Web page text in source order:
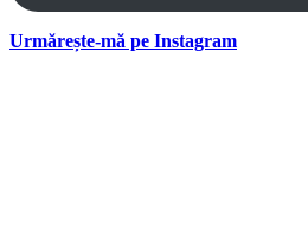
Urmărește-mă pe Instagram